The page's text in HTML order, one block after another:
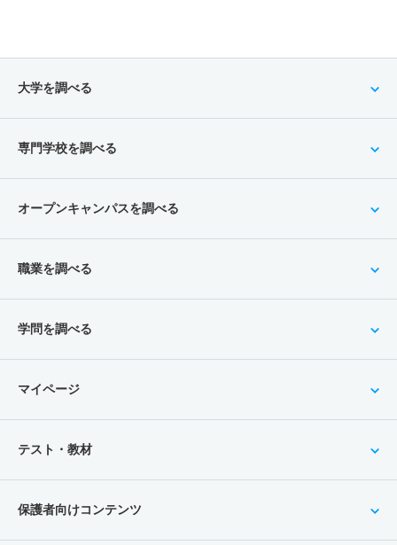
大学を調べる
専門学校を調べる
オープンキャンパスを調べる
職業を調べる
学問を調べる
マイページ
テスト・教材
保護者向けコンテンツ